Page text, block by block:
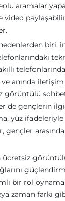
aramalar
video
biri,
anında
görüntülü
de gençlerin
yüz
gençler
bir rol
zaman farkı